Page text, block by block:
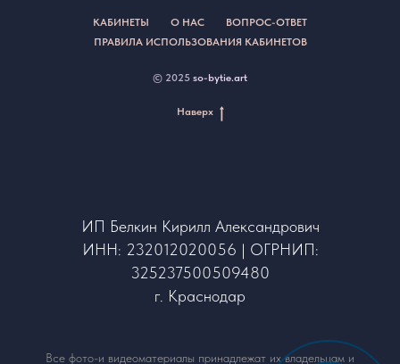
КАБИНЕТЫ О НАС
ВОПРОС-ОТВЕТ
ПРАВИЛА ИСПОЛЬЗОВАНИЯ КАБИНЕТОВ
© 2025 so-bytie.art
Наверх
ИП Белкин Кирилл Александрович
ИНН: 232012020056 | ОГРНИП:
325237500509480
г. Краснодар
Все фото-и видеоматериалы принадлежат их владельцам и